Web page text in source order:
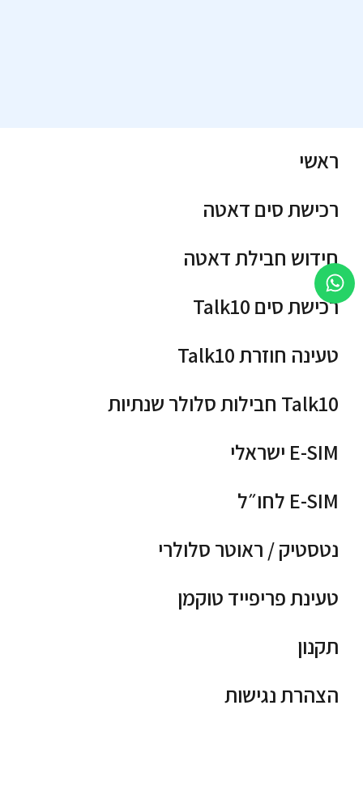
ראשי
רכישת סים דאטה
חידוש חבילת דאטה
רכישת סים Talk10
טעינה חוזרת Talk10
Talk10 חבילות סלולר שנתיות
E-SIM ישראלי
E-SIM לחו״ל
נטסטיק / ראוטר סלולרי
טעינת פריפייד טוקמן
תקנון
הצהרת נגישות